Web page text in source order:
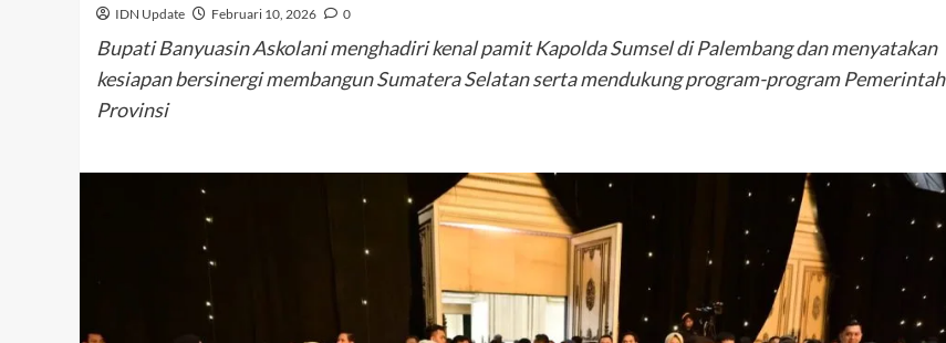
IDN Update Februari 10, 2026 0
Bupati Banyuasin Askolani menghadiri kenal pamit Kapolda Sumsel di Palembang dan menyatakan
kesiapan bersinergi membangun Sumatera Selatan serta mendukung program-program Pemerintah
Provinsi